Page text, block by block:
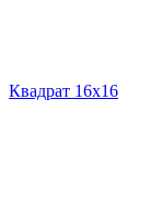
Квадрат 16х16